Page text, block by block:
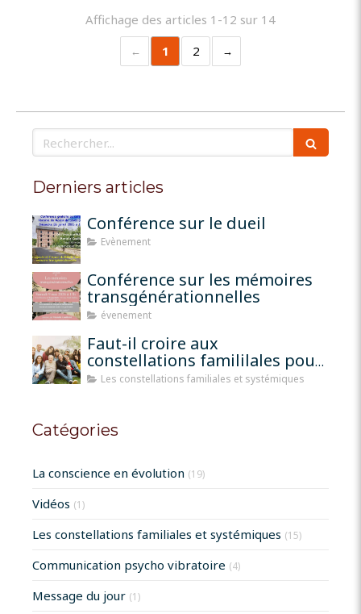
Affichage des articles 1-12 sur 14
1
2
Rechercher
Derniers articles
Conférence sur le dueil
Evènement
Conférence sur les mémoires
transgénérationnelles
évenement
Faut-il croire aux
constellations famililales pour
qu'elles fonctionnent?
Les constellations familiales et systémiques
Catégories
La conscience en évolution (19)
Vidéos (1)
Les constellations familiales et systémiques (15)
Communication psycho vibratoire (4)
Message du jour (1)